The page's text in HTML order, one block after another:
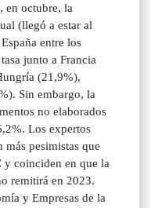
en octubre, la
(llegó a estar al
entre los
junto a Francia
(21,9%),
Sin embargo, la
no elaborados
Los expertos
más pesimistas que
y coinciden en que la
remitirá en 2023.
y Empresas de la